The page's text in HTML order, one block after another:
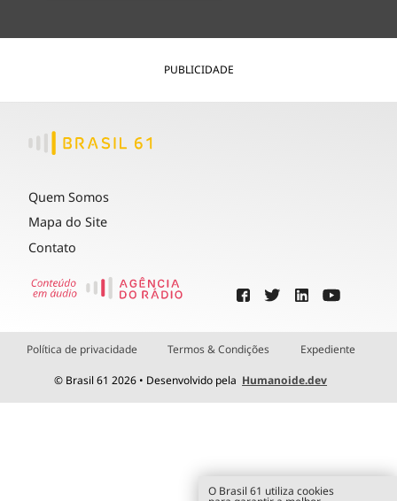
PUBLICIDADE
Quem Somos
Mapa do Site
Contato
Política de privacidade Termos & Condições Expediente
© Brasil 61 2026 • Desenvolvido pela Humanoide.dev
O Brasil 61 utiliza cookies